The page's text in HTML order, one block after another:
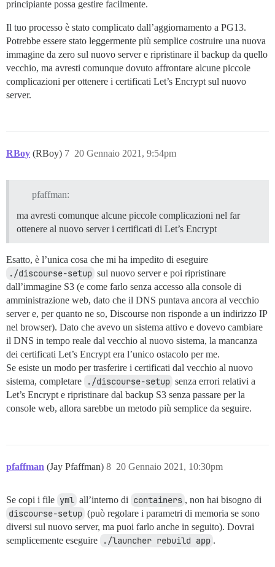
principiante possa gestire facilmente.
Il tuo processo è stato complicato dall’aggiornamento a PG13.
Potrebbe essere stato leggermente più semplice costruire una nuova
immagine da zero sul nuovo server e ripristinare il backup da quello
vecchio, ma avresti comunque dovuto affrontare alcune piccole
complicazioni per ottenere i certificati Let’s Encrypt sul nuovo
server.
RBoy (RBoy) 20 Gennaio 2021, 9:54pm
7
pfaffman:
ma avresti comunque alcune piccole complicazioni nel far
ottenere al nuovo server i certificati di Let’s Encrypt
Esatto, è l’unica cosa che mi ha impedito di eseguire
./discourse-setup sul nuovo server e poi ripristinare
dall’immagine S3 (e come farlo senza accesso alla console di
amministrazione web, dato che il DNS puntava ancora al vecchio
server e, per quanto ne so, Discourse non risponde a un indirizzo IP
nel browser). Dato che avevo un sistema attivo e dovevo cambiare
il DNS in tempo reale dal vecchio al nuovo sistema, la mancanza
dei certificati Let’s Encrypt era l’unico ostacolo per me.
Se esiste un modo per trasferire i certificati dal vecchio al nuovo
sistema, completare
./discourse-setup senza errori relativi a
Let’s Encrypt e ripristinare dal backup S3 senza passare per la
console web, allora sarebbe un metodo più semplice da seguire.
pfaffman (Jay Pfaffman) 20 Gennaio 2021, 10:30pm
8
Se copi i file yml all’interno di containers , non hai bisogno di
discourse-setup (può regolare i parametri di memoria se sono
diversi sul nuovo server, ma puoi farlo anche in seguito). Dovrai
semplicemente eseguire
./launcher rebuild app .